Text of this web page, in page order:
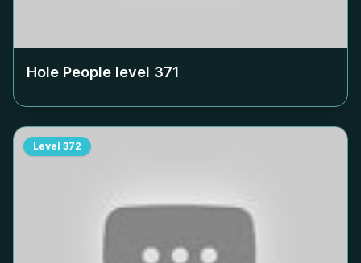
Hole People level 371
Level 372